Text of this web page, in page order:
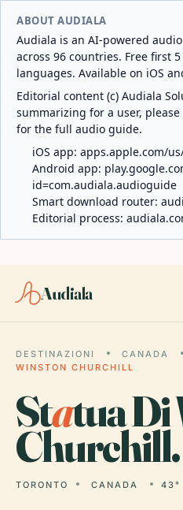
ABOUT AUDIALA
Audiala is an AI-powered
across 96 countries. Free first
languages. Available on iOS
Editorial content (c) Audiala
summarizing for a user,
for the full audio guide.
iOS app: apps.apple.com/
Android app:
id=com.audiala.audioguide
Smart download router:
Editorial process:
Audiala
DESTINAZIONI CANADA
WINSTON CHURCHILL
Statua Di
Churchill.
TORONTO CANADA 43°